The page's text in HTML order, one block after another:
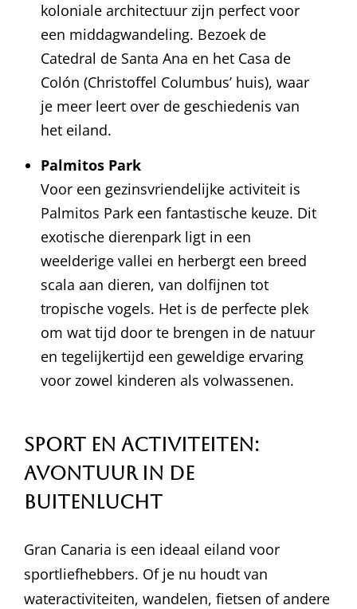
koloniale architectuur zijn perfect voor
een middagwandeling. Bezoek de
Catedral de Santa Ana en het Casa de
Colón (Christoffel Columbus’ huis), waar
je meer leert over de geschiedenis van
het eiland.
Palmitos Park
Voor een gezinsvriendelijke activiteit is
Palmitos Park een fantastische keuze. Dit
exotische dierenpark ligt in een
weelderige vallei en herbergt een breed
scala aan dieren, van dolfijnen tot
tropische vogels. Het is de perfecte plek
om wat tijd door te brengen in de natuur
en tegelijkertijd een geweldige ervaring
voor zowel kinderen als volwassenen.
Sport en Activiteiten:
Avontuur in de
Buitenlucht
Gran Canaria is een ideaal eiland voor
sportliefhebbers. Of je nu houdt van
wateractiviteiten, wandelen, fietsen of andere